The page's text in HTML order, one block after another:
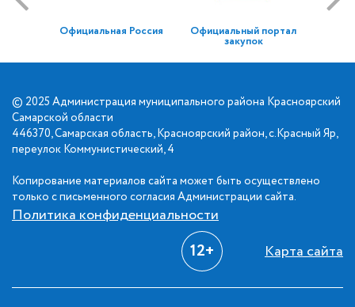
Официальная Россия Официальный портал
закупок
© 2025 Администрация муниципального района Красноярский
Самарской области
446370, Самарская область, Красноярский район, с.Красный Яр,
переулок Коммунистический, 4
Копирование материалов сайта может быть осуществлено
только с письменного согласия Администрации сайта.
Политика конфиденциальности
12+ Карта сайта